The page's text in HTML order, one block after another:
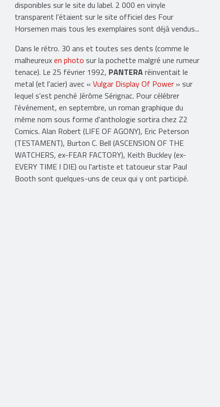
disponibles sur le site du label. 2 000 en vinyle
transparent l'étaient sur le site officiel des Four
Horsemen mais tous les exemplaires sont déjà vendus...
Dans le rétro. 30 ans et toutes ses dents (comme le
malheureuxen photo sur la pochette malgré une rumeur
tenace). Le 25 février 1992, PANTERAréinventait le
metal (et l'acier) avec « Vulgar Display Of Power » sur
lequel s'est penché Jérôme Sérignac. Pour célébrer
l'événement, en septembre, un roman graphique du
même nom sous forme d'anthologie sortira chez Z2
Comics. Alan Robert (LIFE OF AGONY), Eric Peterson
(TESTAMENT), Burton C. Bell (ASCENSION OF THE
WATCHERS, ex-FEAR FACTORY), Keith Buckley (ex-
EVERY TIME I DIE) ou l'artiste et tatoueur star Paul
Booth sont quelques-uns de ceux qui y ont participé.